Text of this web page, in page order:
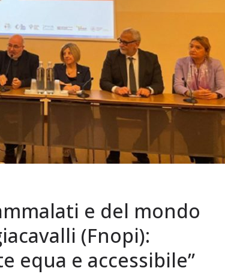
e del mondo
(Fnopi):
equa e accessibile”